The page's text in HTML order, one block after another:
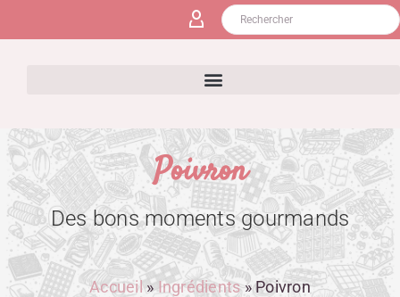
Poivron
Des bons moments gourmands
Accueil»Ingrédients»Poivron